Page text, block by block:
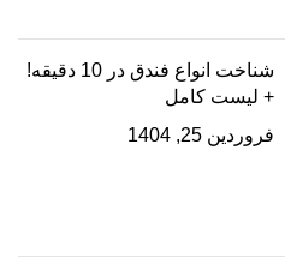
شناخت انواع فندق در 10 دقیقه!
+ لیست کامل
فروردین 25, 1404